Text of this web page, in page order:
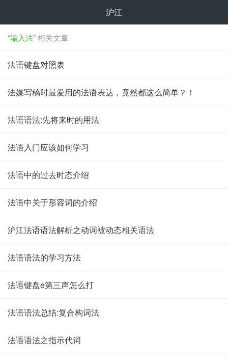
沪江
“输入法”相关文章
法语键盘对照表
法媒写稿时最爱用的法语表达，竟然都这么简单？！
法语语法:先将来时的用法
法语入门应该如何学习
法语中的过去时态介绍
法语中关于形容词的介绍
沪江法语语法解析之动词被动态相关语法
法语语法的学习方法
法语键盘e第三声怎么打
法语语法总结:复合构词法
法语语法之指示代词